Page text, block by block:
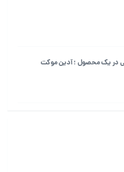
در یک محصول ؛ آدین موکت